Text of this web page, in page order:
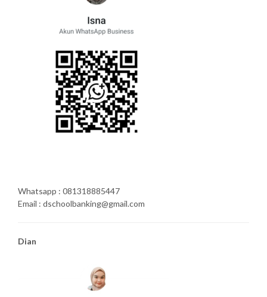
Whatsapp : 081318885447
Email : dschoolbanking@gmail.com
Dian